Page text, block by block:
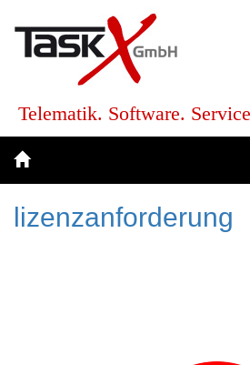
Telematik. Software.
lizenzanforderung